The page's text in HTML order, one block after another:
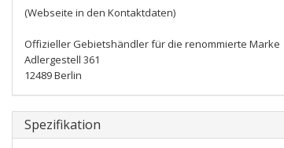
(Webseite in den Kontaktdaten)
Offizieller Gebietshändler für die renommierte Marke
Adlergestell 361
12489 Berlin
Spezifikation